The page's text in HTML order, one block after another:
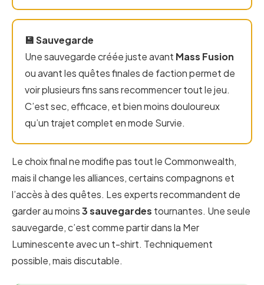
💾 Sauvegarde
Une sauvegarde créée juste avant Mass Fusion
ou avant les quêtes finales de faction permet de
voir plusieurs fins sans recommencer tout le jeu.
C’est sec, efficace, et bien moins douloureux
qu’un trajet complet en mode Survie.
Le choix final ne modifie pas tout le Commonwealth,
mais il change les alliances, certains compagnons et
l’accès à des quêtes. Les experts recommandent de
garder au moins3 sauvegardes tournantes. Une seule
sauvegarde, c’est comme partir dans la Mer
Luminescente avec un t-shirt. Techniquement
possible, mais discutable.